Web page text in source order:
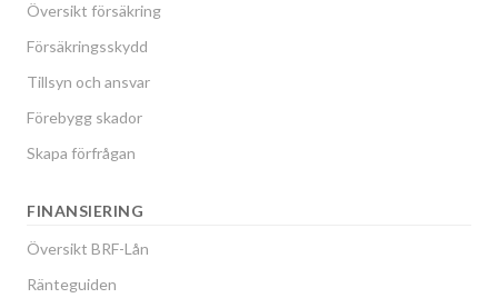
Översikt försäkring
Försäkringsskydd
Tillsyn och ansvar
Förebygg skador
Skapa förfrågan
FINANSIERING
Översikt BRF-Lån
Ränteguiden